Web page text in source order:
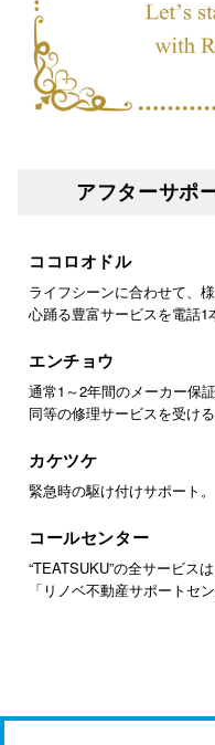
アフターサポ
ココロオドル
ライフシーンに合わせて、
心踊る豊富サービスを電話1
エンチョウ
通常1～2年間のメーカー保
同等の修理サービスを受け
カケツケ
緊急時の駆け付けサポート。
コールセンター
“TEATSUKU”の全サービスは
「リノベ不動産サポートセ